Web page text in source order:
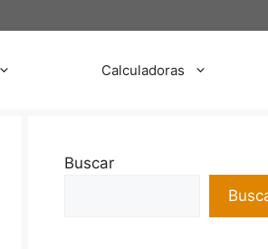
Calculadoras
Buscar